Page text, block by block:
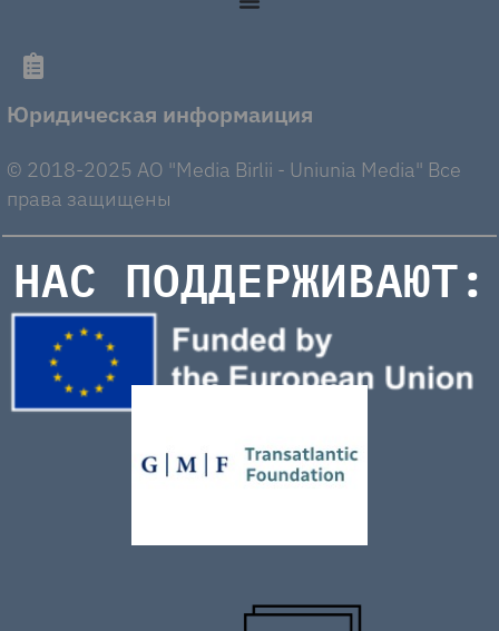
Юридическая информаиция
© 2018-2025 AO "Media Birlii - Uniunia Media" Все
права защищены
НАС ПОДДЕРЖИВАЮТ: